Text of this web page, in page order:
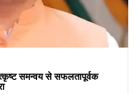
समन्वय से सफलतापूर्वक